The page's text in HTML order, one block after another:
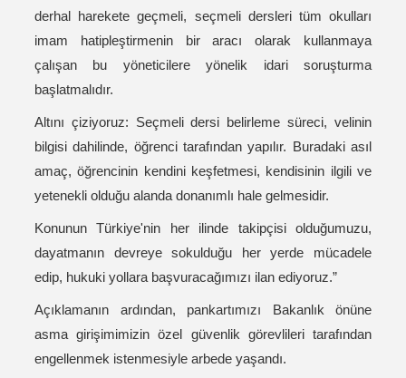
derhal harekete geçmeli, seçmeli dersleri tüm okulları
imam hatipleştirmenin bir aracı olarak kullanmaya
çalışan bu yöneticilere yönelik idari soruşturma
başlatmalıdır.
Altını çiziyoruz: Seçmeli dersi belirleme süreci, velinin
bilgisi dahilinde, öğrenci tarafından yapılır. Buradaki asıl
amaç, öğrencinin kendini keşfetmesi, kendisinin ilgili ve
yetenekli olduğu alanda donanımlı hale gelmesidir.
Konunun Türkiye'nin her ilinde takipçisi olduğumuzu,
dayatmanın devreye sokulduğu her yerde mücadele
edip, hukuki yollara başvuracağımızı ilan ediyoruz.”
Açıklamanın ardından, pankartımızı Bakanlık önüne
asma girişimimizin özel güvenlik görevlileri tarafından
engellenmek istenmesiyle arbede yaşandı.